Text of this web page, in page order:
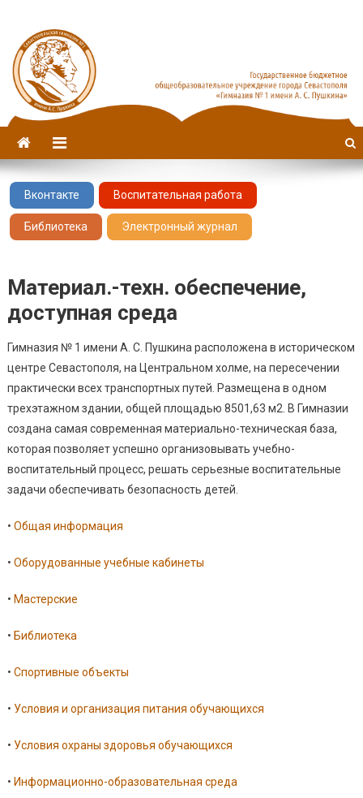
Вконтакте Воспитательная работа
Библиотека Электронный журнал
Материал.-техн. обеспечение,
доступная среда
Гимназия № 1 имени А. С. Пушкина расположена в историческом
центре Севастополя, на Центральном холме, на пересечении
практически всех транспортных путей. Размещена в одном
трехэтажном здании, общей площадью 8501,63 м2. В Гимназии
создана самая современная материально-техническая база,
которая позволяет успешно организовывать учебно-
воспитательный процесс, решать серьезные воспитательные
задачи обеспечивать безопасность детей.
• Общая информация
• Оборудованные учебные кабинеты
• Мастерские
• Библиотека
• Спортивные объекты
• Условия и организация питания обучающихся
• Условия охраны здоровья обучающихся
• Информационно-образовательная среда